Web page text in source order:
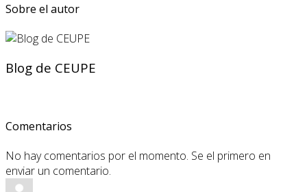
Sobre el autor
Blog de CEUPE
Comentarios
No hay comentarios por el momento. Se el primero en
enviar un comentario.